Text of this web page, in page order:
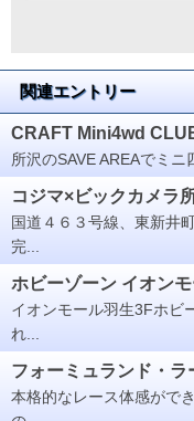
関連エントリー
CRAFT Mini4wd
所沢のSAVE AREAでミ
コジマ×ビックカメラ
国道４６３号線、東新井
完...
ホビーゾーン イオン
イオンモール羽生3Fホビ
れ...
フォーミュランド・ラ
本格的なレース体感がで